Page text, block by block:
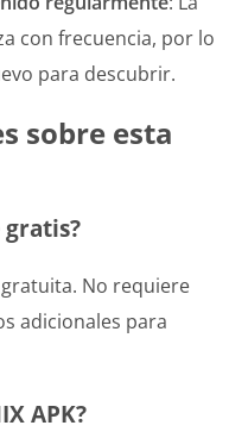
con frecuencia, por lo
para descubrir.
sobre esta
gratis?
No requiere
adicionales para
APK?